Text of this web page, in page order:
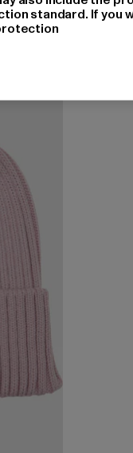
standard. If you